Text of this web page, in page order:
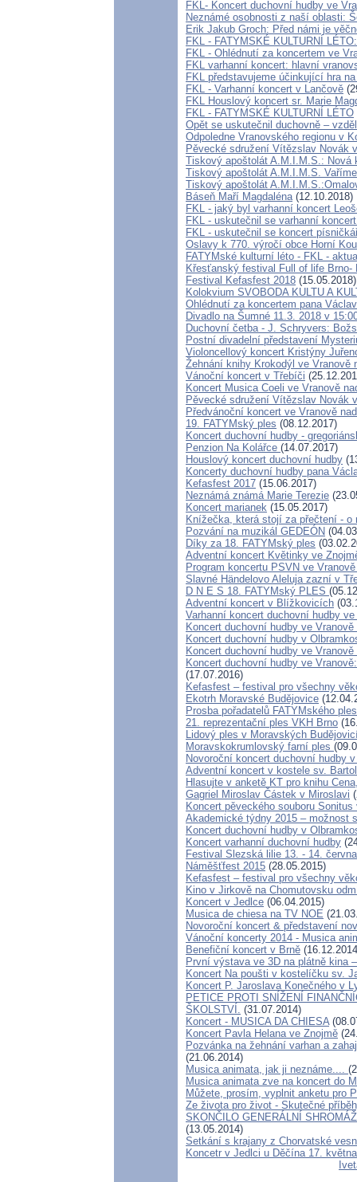
FKL- Koncert duchovní hudby ve
Neznámé osobnosti z naší oblasti:
Erik Jakub Groch: Před námi je
FKL - FATYMSKÉ KULTURNÍ
FKL - Ohlédnutí za koncertem ve
FKL varhanní koncert: hlavní
FKL představujeme účinkující hra
FKL - Varhanní koncert v Lančově
FKL Houslový koncert sr. Marie
FKL - FATYMSKÉ KULTURNÍ LÉTO
Opět se uskutečnil duchovně –
Odpoledne Vranovského regionu v
Pěvecké sdružení Vítězslav Novák
Tiskový apoštolát A.M.I.M.S.: Nová
Tiskový apoštolát A.M.I.M.S.
Tiskový apoštolát
Báseň Maří Magdaléna(12.10.2018)
FKL - jaký byl varhanní koncert
FKL - uskutečnil se varhanní
FKL - uskutečnil se koncert
Oslavy k 770. výročí obce Horní
FATYMské kulturní léto - FKL -
Křesťanský festival Full of life Brno-
Festival Kefasfest 2018 (15.05.2018)
Kolokvium SVOBODA KULTU A
Ohlédnutí za koncertem pana
Divadlo na Šumné 11.3. 2018 v
Duchovní četba - J. Schryvers:
Postní divadelní představení
Violoncellový koncert Kristýny
Žehnání knihy Krokodýl ve Vranově
Vánoční koncert v Třebíči
Koncert Musica Coeli ve Vranově
Pěvecké sdružení Vítězslav Novák
Předvánoční koncert ve Vranově
19. FATYMský ples (08.12.2017)
Koncert duchovní hudby -
Penzion Na Kolářce (14.07.2017)
Houslový koncert duchovní hudby
Koncerty duchovní hudby pana
Kefasfest 2017 (15.06.2017)
Neznámá známá Marie Terezie
Koncert marianek (15.05.2017)
Knížečka, která stojí za přečtení - o
Pozvání na muzikál GEDEÓN
Díky za 18. FATYMský ples
Adventní koncert Květinky ve
Program koncertu PSVN ve
Slavné Händelovo Aleluja zazní v
D N E S 18. FATYMský PLES
Adventní koncert v Blížkovicích
Varhanní koncert duchovní hudby ve
Koncert duchovní hudby ve
Koncert duchovní hudby v
Koncert duchovní hudby ve
Koncert duchovní hudby ve
(17.07.2016)
Kefasfest – festival pro všechny
Ekotrh Moravské Budějovice
Prosba pořadatelů FATYMského
21. reprezentační ples VKH Brno
Lidový ples v Moravských
Moravskokrumlovský farní ples
Novoroční koncert duchovní hudby
Adventní koncert v kostele sv.
Hlasujte v anketě KT pro knihu
Gagriel Miroslav Částek v Miroslavi
Koncert pěveckého souboru
Akademické týdny 2015 – možnost
Koncert duchovní hudby v
Koncert varhanní duchovní hudby
Festival Slezská lilie 13. - 14.
Náměšťfest 2015 (28.05.2015)
Kefasfest – festival pro všechny
Kino v Jirkově na Chomutovsku
Koncert v Jedlce (06.04.2015)
Musica de chiesa na TV NOE
Novoroční koncert & představení
Vánoční koncerty 2014 - Musica
Benefiční koncert v Brně
První výstava ve 3D na plátně kina
Koncert Na poušti v kostelíčku sv.
Koncert P. Jaroslava Konečného v
PETICE PROTI SNÍŽENÍ
ŠKOLSTVÍ. (31.07.2014)
Koncert - MUSICA DA CHIESA
Koncert Pavla Helana ve Znojmě
Pozvánka na žehnání varhan a
(21.06.2014)
Musica animata, jak ji neznáme....
Musica animata zve na koncert do
Můžete, prosím, vyplnit anketu pro
Ze života pro život - Skutečné
SKONČILO GENERÁLNÍ
(13.05.2014)
Setkání s krajany z Chorvatské
Koncetr v Jedlci u Děčína 17.